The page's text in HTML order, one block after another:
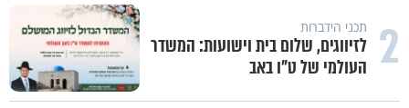
2 תכני הידברות
לזיווגים, שלום בית וישועות: המשדר
העולמי של ט"ו באב